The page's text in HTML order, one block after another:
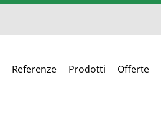
Referenze Prodotti Offerte